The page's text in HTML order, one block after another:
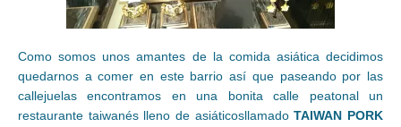
Como somos unos amantes de la comida asiática decidimos
quedarnos a comer en este barrio así que paseando por las
callejuelas encontramos en una bonita calle peatonal un
restaurante taiwanés lleno de asiáticosllamadoTAIWAN PORK